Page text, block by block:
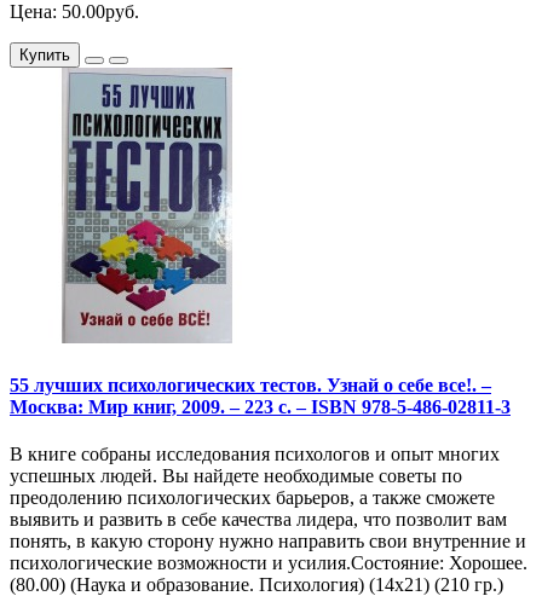
Цена: 50.00руб.
Купить
55 лучших психологических тестов. Узнай о себе все!. –
Москва: Мир книг, 2009. – 223 с. – ISBN 978-5-486-02811-3
В книге собраны исследования психологов и опыт многих
успешных людей. Вы найдете необходимые советы по
преодолению психологических барьеров, а также сможете
выявить и развить в себе качества лидера, что позволит вам
понять, в какую сторону нужно направить свои внутренние и
психологические возможности и усилия.Состояние: Хорошее.
(80.00) (Наука и образование. Психология) (14х21) (210 гр.)